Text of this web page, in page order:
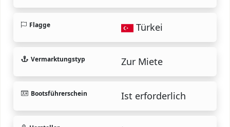
Flagge Türkei
Vermarktungstyp Zur Miete
Bootsführerschein Ist erforderlich